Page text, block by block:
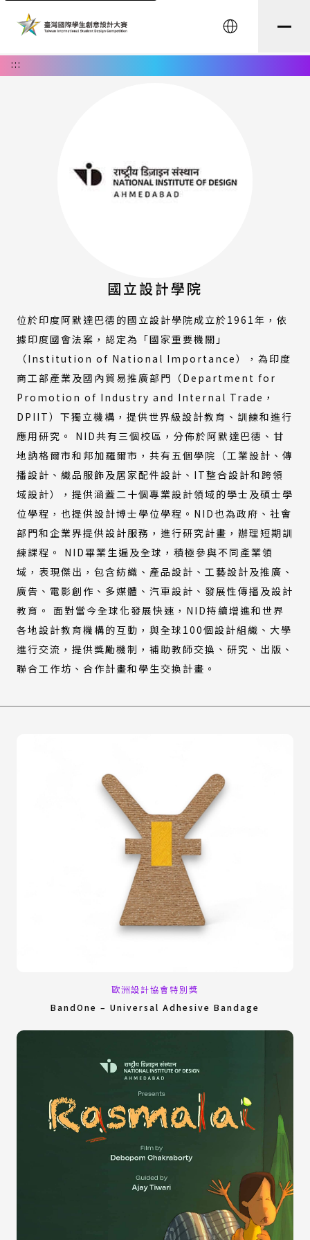
English
:::
國立設計學院
位於印度阿默達巴德的國立設計學院成立於1961年，依
據印度國會法案，認定為「國家重要機關」
（Institution of National Importance），為印度
商工部產業及國內貿易推廣部門（Department for
Promotion of Industry and Internal Trade，
DPIIT）下獨立機構，提供世界級設計教育、訓練和進行
應用研究。 NID共有三個校區，分佈於阿默達巴德、甘
地訥格爾市和邦加羅爾市，共有五個學院（工業設計、傳
播設計、織品服飾及居家配件設計、IT整合設計和跨領
域設計），提供涵蓋二十個專業設計領域的學士及碩士學
位學程，也提供設計博士學位學程。NID也為政府、社會
部門和企業界提供設計服務，進行研究計畫，辦理短期訓
練課程。 NID畢業生遍及全球，積極參與不同產業領
域，表現傑出，包含紡織、產品設計、工藝設計及推廣、
廣告、電影創作、多媒體、汽車設計、發展性傳播及設計
教育。 面對當今全球化發展快速，NID持續增進和世界
各地設計教育機構的互動，與全球100個設計組織、大學
進行交流，提供獎勵機制，補助教師交換、研究、出版、
聯合工作坊、合作計畫和學生交換計畫。
歐洲設計協會特別獎
BandOne – Universal Adhesive Bandage